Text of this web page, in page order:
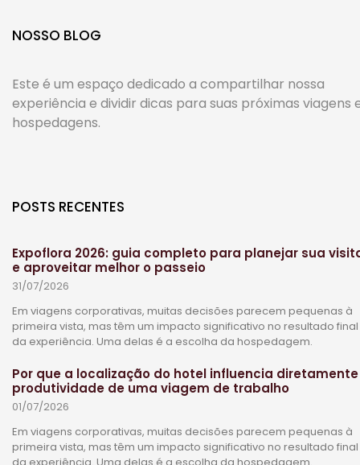
NOSSO BLOG
Este é um espaço dedicado a compartilhar nossa
experiência e dividir dicas para suas próximas viagens
hospedagens.
POSTS RECENTES
Expoflora 2026: guia completo para planejar sua
e aproveitar melhor o passeio
31/07/2026
Em viagens corporativas, muitas decisões parecem pequenas à
primeira vista, mas têm um impacto significativo no resultado final
da experiência. Uma delas é a escolha da hospedagem.
Por que a localização do hotel influencia
produtividade de uma viagem de trabalho
01/07/2026
Em viagens corporativas, muitas decisões parecem pequenas à
primeira vista, mas têm um impacto significativo no resultado final